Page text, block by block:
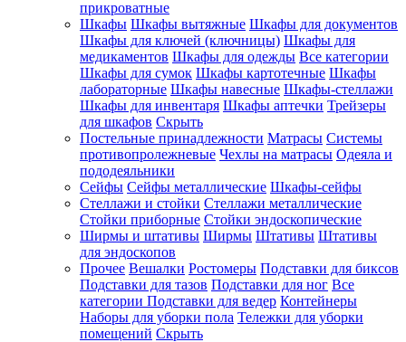
прикроватные
Шкафы Шкафы вытяжные Шкафы для документов
Шкафы для ключей (ключницы) Шкафы для
медикаментов Шкафы для одежды Все категории
Шкафы для сумок Шкафы картотечные Шкафы
лабораторные Шкафы навесные Шкафы-стеллажи
Шкафы для инвентаря Шкафы аптечки Трейзеры
для шкафов Скрыть
Постельные принадлежности Матрасы Системы
противопролежневые Чехлы на матрасы Одеяла и
пододеяльники
Сейфы Сейфы металлические Шкафы-сейфы
Стеллажи и стойки Стеллажи металлические
Стойки приборные Стойки эндоскопические
Ширмы и штативы Ширмы Штативы Штативы
для эндоскопов
Прочее Вешалки Ростомеры Подставки для биксов
Подставки для тазов Подставки для ног Все
категории Подставки для ведер Контейнеры
Наборы для уборки пола Тележки для уборки
помещений Скрыть